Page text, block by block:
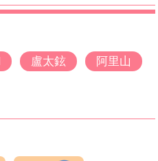
盧太鉉 阿里山